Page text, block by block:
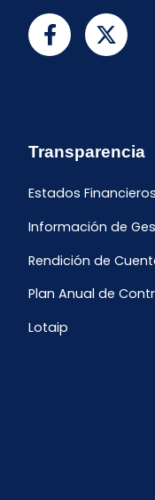
Transparencia
Estados Financieros
Información de
Rendición de
Plan Anual de
Lotaip